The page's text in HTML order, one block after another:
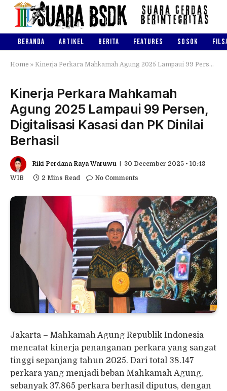
BERANDA ARTIKEL BERITA FEATURES SOSOK
Home » Kinerja Perkara Mahkamah Agung 2025 Lampaui 99 Persen, Digitalisasi Kasasi dan PK Dinilai Berhasil
Kinerja Perkara Mahkamah
Agung 2025 Lampaui 99 Persen,
Digitalisasi Kasasi dan PK Dinilai
Berhasil
Riki Perdana Raya Waruwu
30 December 2025 • 10:48
WIB
2 Mins Read No Comments
Jakarta – Mahkamah Agung Republik Indonesia
mencatat kinerja penanganan perkara yang sangat
tinggi sepanjang tahun 2025. Dari total 38.147
perkara yang menjadi beban Mahkamah Agung,
sebanyak 37.865 perkara berhasil diputus, dengan